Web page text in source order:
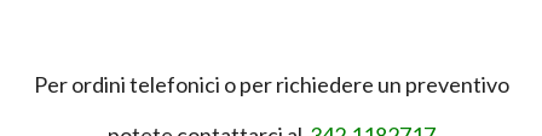
Per ordini telefonici o per richiedere un preventivo